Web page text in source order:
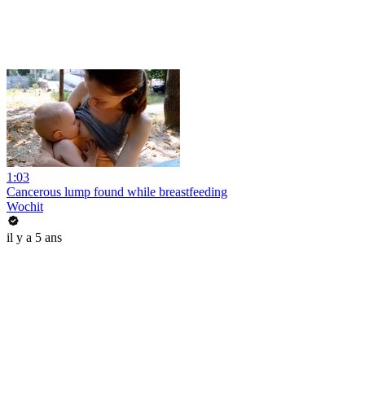
1:03
Cancerous lump found while breastfeeding
Wochit
il y a 5 ans